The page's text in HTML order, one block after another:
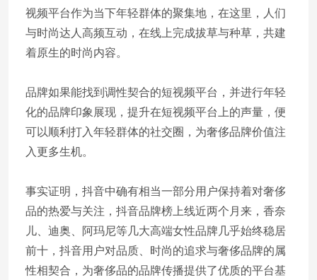
视频平台作为当下年轻群体的聚集地，在这里，人们
与时尚达人高频互动，在线上完成拔草与种草，共建
着原生的时尚内容。
品牌如果能找到调性契合的短视频平台，并进行年轻
化的品牌印象展现，提升在短视频平台上的声量，便
可以顺利打入年轻群体的社交圈，为奢侈品牌价值注
入更多生机。
事实证明，抖音中确有相当一部分用户保持着对奢侈
品的热爱与关注，抖音品牌榜上线近两个月来，香奈
儿、迪奥、阿玛尼等几大高端女性品牌几乎始终稳居
前十，抖音用户对品质、时尚的追求与奢侈品牌的属
性相契合，为奢侈品的品牌传播提供了优质的平台基